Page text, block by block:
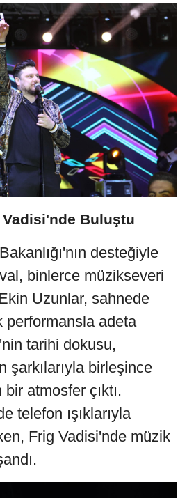
Vadisi'nde Buluştu
desteğiyle
binlerce müzikseveri
Uzunlar, sahnede
performansla adeta
tarihi dokusu,
şarkılarıyla birleşince
atmosfer çıktı.
telefon ışıklarıyla
Frig Vadisi'nde müzik